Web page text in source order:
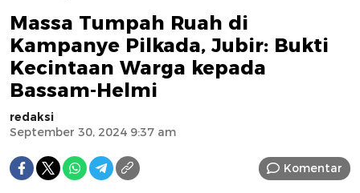
Massa Tumpah Ruah di
Kampanye Pilkada, Jubir: Bukti
Kecintaan Warga kepada
Bassam-Helmi
redaksi
September 30, 2024 9:37 am
Komentar